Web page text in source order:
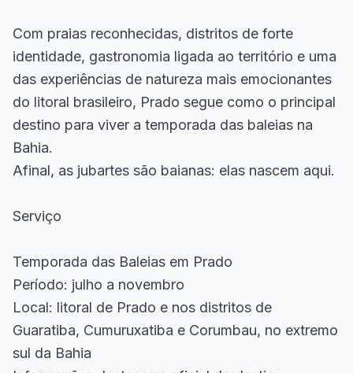
Com praias reconhecidas, distritos de forte
identidade, gastronomia ligada ao território e uma
das experiências de natureza mais emocionantes
do litoral brasileiro, Prado segue como o principal
destino para viver a temporada das baleias na
Bahia.
Afinal, as jubartes são baianas: elas nascem aqui.
Serviço
Temporada das Baleias em Prado
Período: julho a novembro
Local: litoral de Prado e nos distritos de
Guaratiba, Cumuruxatiba e Corumbau, no extremo
sul da Bahia